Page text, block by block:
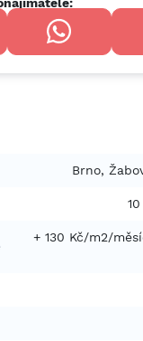
Brno,
+ 130 Kč/m2/